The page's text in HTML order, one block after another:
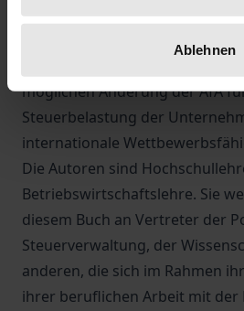
Ablehnen
Subventionscharakter haben
handhaben sind. Zu diesem
möglichen Änderung der AfA
Steuerbelastung der
internationale
Die Autoren sind
Betriebswirtschaftslehre. Sie
diesem Buch an Vertreter der
Steuerverwaltung, der
anderen, die sich im Rahmen
ihrer beruflichen Arbeit mit der